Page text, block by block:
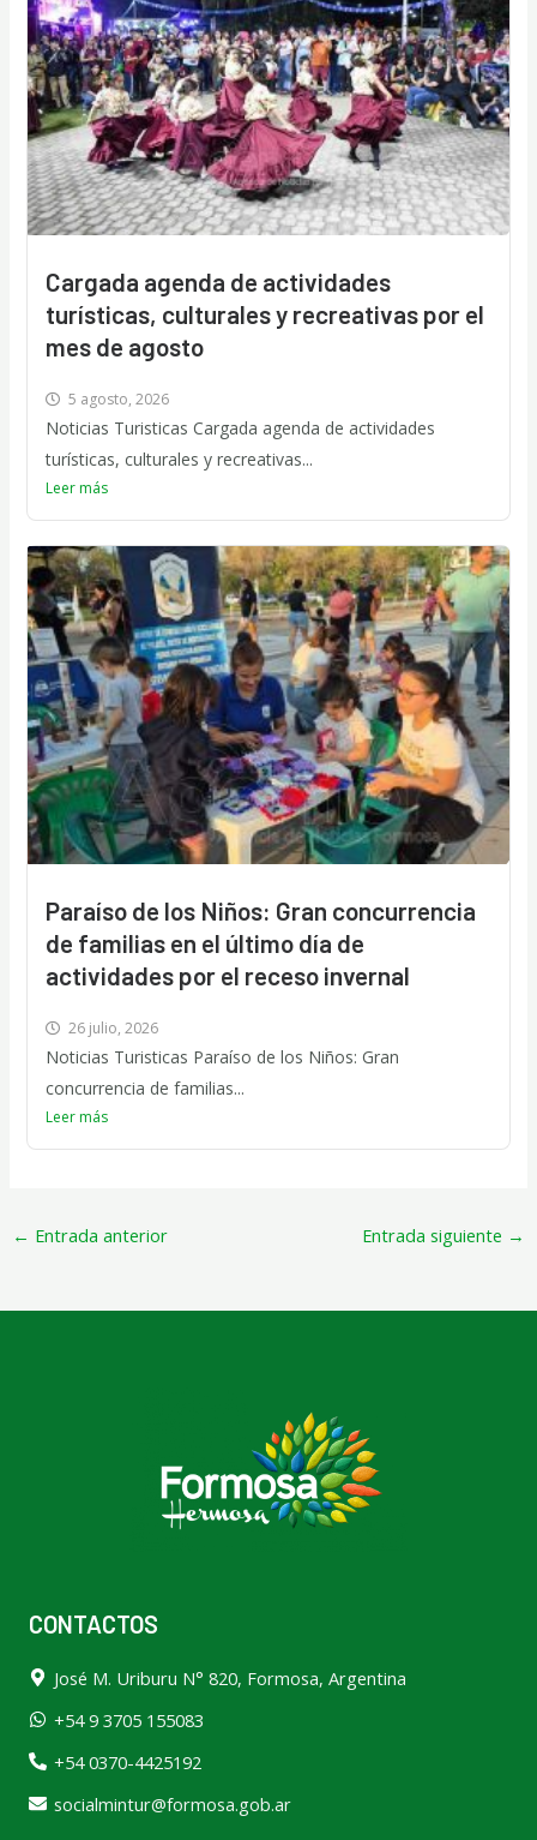
Cargada agenda de actividades
turísticas, culturales y recreativas por el
mes de agosto
5 agosto, 2026
Noticias Turisticas Cargada agenda de actividades
turísticas, culturales y recreativas...
Leer más
Paraíso de los Niños: Gran concurrencia
de familias en el último día de
actividades por el receso invernal
26 julio, 2026
Noticias Turisticas Paraíso de los Niños: Gran
concurrencia de familias...
Leer más
← Entrada anterior Entrada siguiente →
CONTACTOS
José M. Uriburu N° 820, Formosa, Argentina
+54 9 3705 155083
+54 0370-4425192
socialmintur@formosa.gob.ar